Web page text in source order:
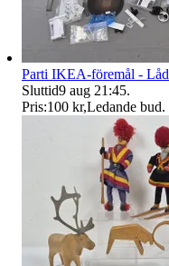
Parti IKEA-föremål -
Sluttid9 aug 21:45.
Pris:100 kr,Ledande bud.